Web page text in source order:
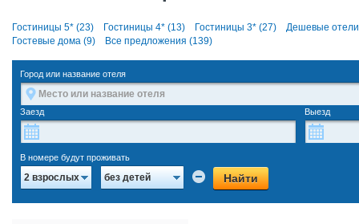
Гостиницы 5* (23) Гостиницы 4* (13) Гостиницы 3* (27)
Дешевые
Гостевые дома (9)
Все предложения (139)
Город или название отеля
Заезд Выезд
В номере будут проживать
2 взрослых без детей Найти